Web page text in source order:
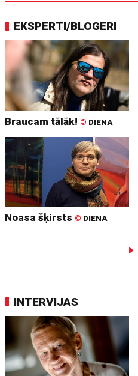
EKSPERTI/BLOGERI
Braucam tālāk! © DIENA
Noasa šķirsts © DIENA
INTERVIJAS